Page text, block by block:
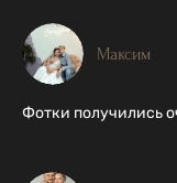
Максим
Фотки получились